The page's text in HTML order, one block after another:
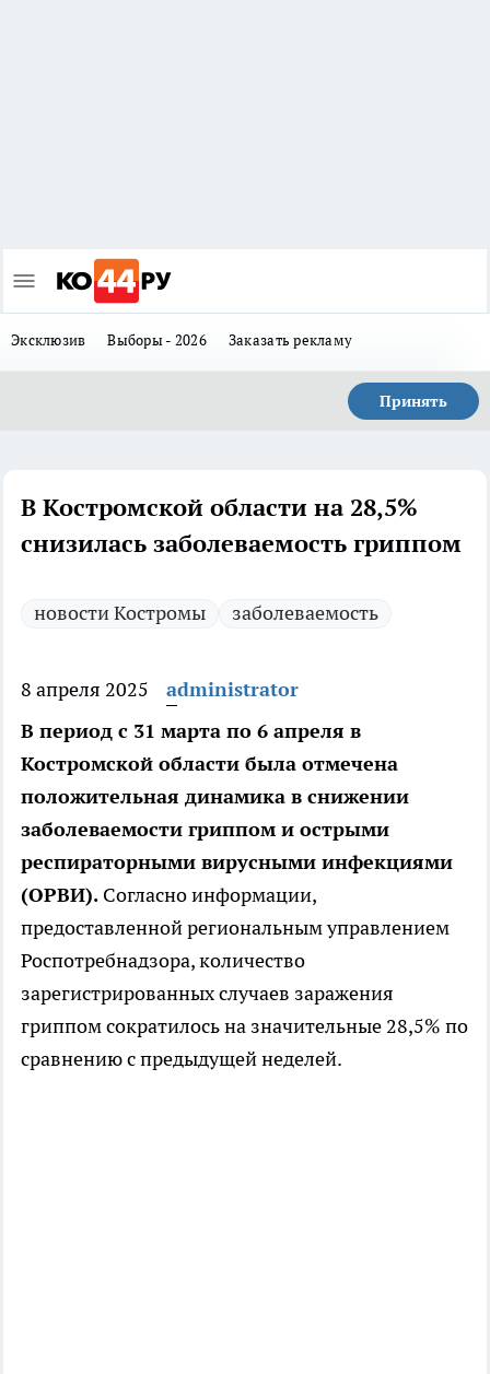
Эксклюзив Выборы - 2026 Заказать рекламу
Принять
В Костромской области на 28,5%
снизилась заболеваемость гриппом
новости Костромы заболеваемость
8 апреля 2025
administrator
В период с 31 марта по 6 апреля в
Костромской области была отмечена
положительная динамика в снижении
заболеваемости гриппом и острыми
респираторными вирусными инфекциями
(ОРВИ). Согласно информации,
предоставленной региональным управлением
Роспотребнадзора, количество
зарегистрированных случаев заражения
гриппом сократилось на значительные 28,5% по
сравнению с предыдущей неделей.